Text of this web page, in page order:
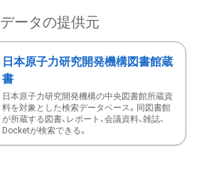
データの提供元
日本原子力研究開発機構図書館蔵
書
日本原子力研究開発機構の中央図書館所蔵資
料を対象とした検索データベース。同図書館
が所蔵する図書、レポート、会議資料、雑誌、
Docketが検索できる。